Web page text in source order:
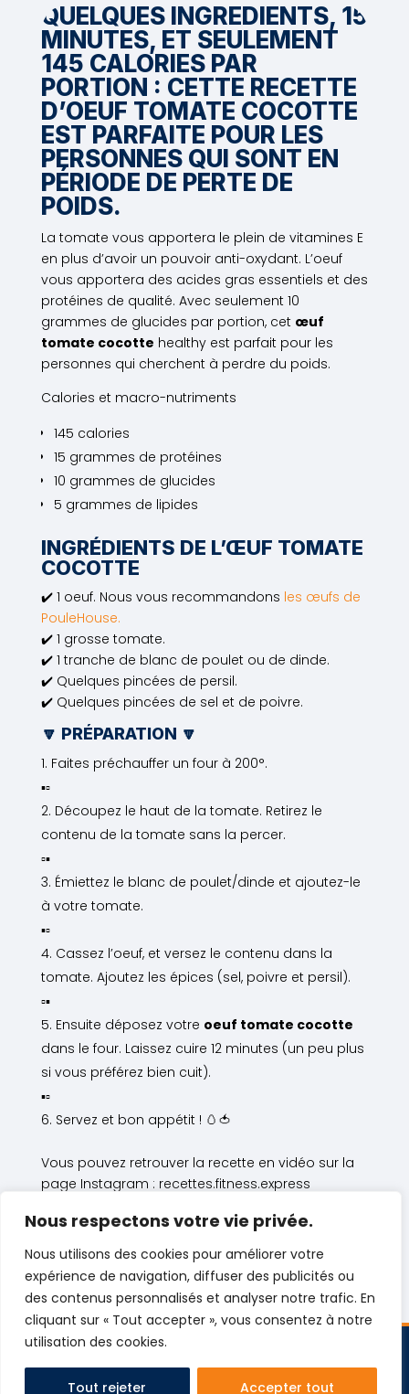
Nous respectons votre vie privée.
Nous utilisons des cookies pour améliorer votre
expérience de navigation, diffuser des publicités ou
des contenus personnalisés et analyser notre trafic. En
cliquant sur « Tout accepter », vous consentez à notre
utilisation des cookies.
Tout rejeter Accepter tout
QUELQUES INGRÉDIENTS, 15
MINUTES, ET SEULEMENT
145 CALORIES PAR
PORTION : CETTE RECETTE
D’OEUF TOMATE COCOTTE
EST PARFAITE POUR LES
PERSONNES QUI SONT EN
PÉRIODE DE PERTE DE
POIDS.
La tomate vous apportera le plein de vitamines E
en plus d’avoir un pouvoir anti-oxydant. L’oeuf
vous apportera des acides gras essentiels et des
protéines de qualité. Avec seulement 10
grammes de glucides par portion, cet œuf
tomate cocotte healthy est parfait pour les
personnes qui cherchent à perdre du poids.
Calories et macro-nutriments
145 calories
15 grammes de protéines
10 grammes de glucides
5 grammes de lipides
INGRÉDIENTS DE L’ŒUF TOMATE
COCOTTE
✔️ 1 oeuf. Nous vous recommandons les œufs de
PouleHouse.
✔️ 1 grosse tomate.
✔️ 1 tranche de blanc de poulet ou de dinde.
✔️ Quelques pincées de persil.
✔️ Quelques pincées de sel et de poivre.
🔽 PRÉPARATION 🔽
Faites préchauffer un four à 200°.
▪▫️
Découpez le haut de la tomate. Retirez le
contenu de la tomate sans la percer.
▫️▪
Émiettez le blanc de poulet/dinde et ajoutez-le
à votre tomate.
▪▫️
Cassez l’oeuf, et versez le contenu dans la
tomate. Ajoutez les épices (sel, poivre et persil).
▫️▪
Ensuite déposez votre oeuf tomate cocotte
dans le four. Laissez cuire 12 minutes (un peu plus
si vous préférez bien cuit).
▪▫️
Servez et bon appétit ! 🥚🍅
Vous pouvez retrouver la recette en vidéo sur la
page Instagram : recettes.fitness.express
Vous avez aimé? Vous allez tomber raide dingue
Copyright © 2026 Fitness Express